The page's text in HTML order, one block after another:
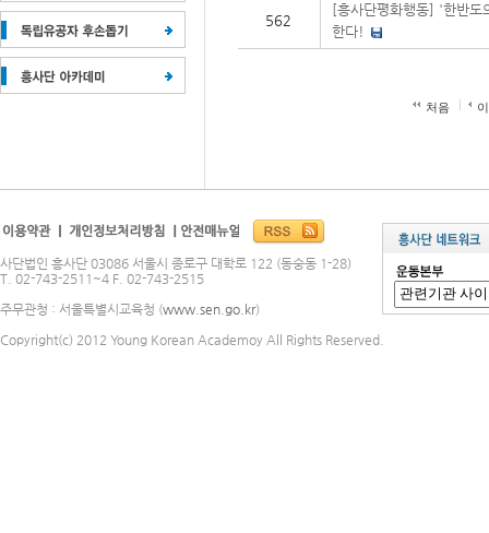
562
[흥사단평화행동] '한반도
한다!
처음
사단법인 흥사단 03086 서울시 종로구 대학로 122 (동숭동 1-28)
T. 02-743-2511~4 F. 02-743-2515
주무관청 : 서울특별시교육청 (www.sen.go.kr)
Copyright(c) 2012 Young Korean Academoy All Rights Reserved.